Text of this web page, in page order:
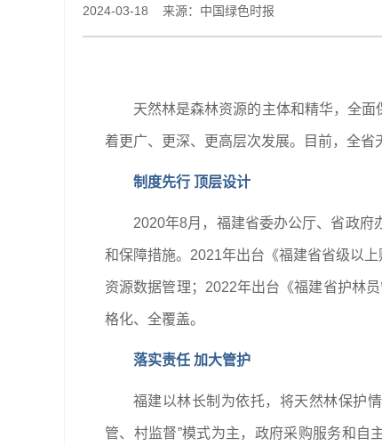
2024-03-18 来源：中国绿色时报
天然林是森林资源的主体和精华，全
着更广、更深、更高层次发展。目前，全省
制度先行 顶层设计
2020年8月，福建省委办公厅、省政
和保障措施。2021年出台《福建省省级以
资源数据管理；2022年出台《福建省护林
格化、全覆盖。
落实责任 加大管护
福建以林长制为依托，将天然林保护
管、村监督”模式为主，政府采购服务和